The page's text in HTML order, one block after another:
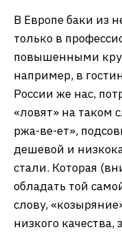
В Европе баки из
только в
повышенными
например, в
России же нас,
«ловят» на таком
ржа-ве-ет»,
дешевой и
стали. Которая
обладать той
слову,
низкого